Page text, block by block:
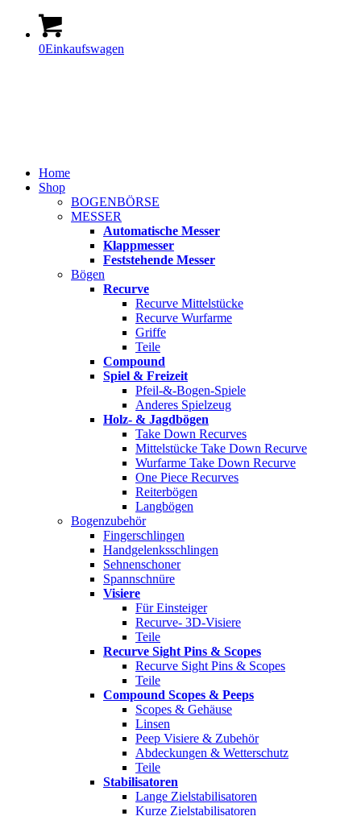
0Einkaufswagen
Home
Shop
BOGENBÖRSE
MESSER
Automatische Messer
Klappmesser
Feststehende Messer
Bögen
Recurve
Recurve Mittelstücke
Recurve Wurfarme
Griffe
Teile
Compound
Spiel & Freizeit
Pfeil-&-Bogen-Spiele
Anderes Spielzeug
Holz- & Jagdbögen
Take Down Recurves
Mittelstücke Take Down Recurve
Wurfarme Take Down Recurve
One Piece Recurves
Reiterbögen
Langbögen
Bogenzubehör
Fingerschlingen
Handgelenksschlingen
Sehnenschoner
Spannschnüre
Visiere
Für Einsteiger
Recurve- 3D-Visiere
Teile
Recurve Sight Pins & Scopes
Recurve Sight Pins & Scopes
Teile
Compound Scopes & Peeps
Scopes & Gehäuse
Linsen
Peep Visiere & Zubehör
Abdeckungen & Wetterschutz
Teile
Stabilisatoren
Lange Zielstabilisatoren
Kurze Zielstabilisatoren